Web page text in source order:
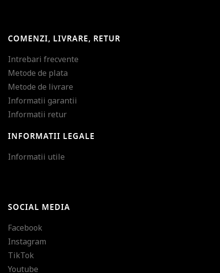
COMENZI, LIVRARE, RETUR
Intrebari frecvente
Metode de plata
Metode de livrare
Informatii garantii
Informatii retur
INFORMATII LEGALE
Informatii utile
SOCIAL MEDIA
Facebook
Instagram
TikTok
Youtube